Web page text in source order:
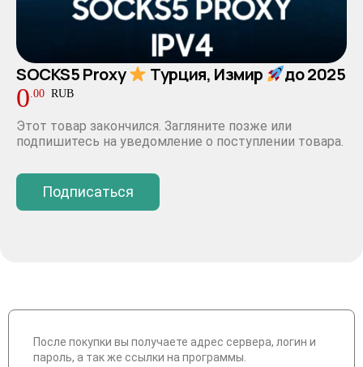
SOCKS5 Proxy Турция, Измир до 2025
0.00 RUB
Этот товар закончился. Загляните позже или
подпишитесь на уведомление о поступлении товара.
Подписаться
После покупки вы получаете адрес сервера, логин и
пароль, а так же ссылки на программы.